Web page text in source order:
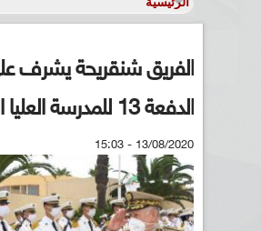
الفريق شنقريحة يشرف
الدفعة 13 للمدرسة العليا الحربية
13/08/2020 - 15:03